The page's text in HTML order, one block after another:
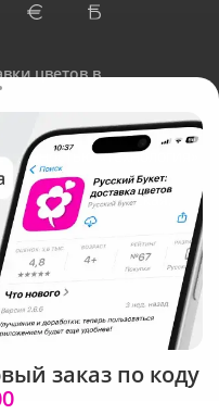
цветов в
«Технология»
ул. Ипподромская,
заказ по коду